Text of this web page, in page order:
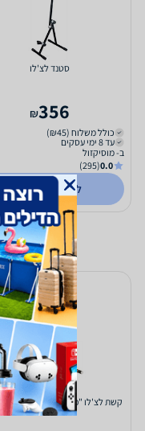
סטנד לצ'לו
356
₪
כולל משלוח (₪45)
עד 8 ימי עסקים
ב- מוסיקזול
0.0
(295)
לפרטים נוספים
קשת לצ'לו "פגניני" סטודנט